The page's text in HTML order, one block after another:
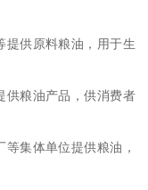
提供原料粮油，用于生
供粮油产品，供消费者
集体单位提供粮油，